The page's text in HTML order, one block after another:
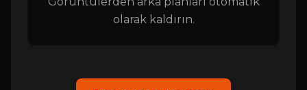
olarak kaldırın.